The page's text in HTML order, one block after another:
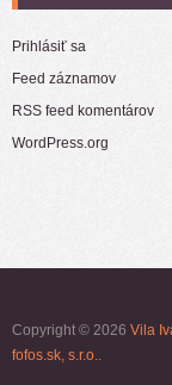
Prihlásiť sa
Feed záznamov
RSS feed komentárov
WordPress.org
Copyright © 2026 Vila
fofos.sk, s.r.o.